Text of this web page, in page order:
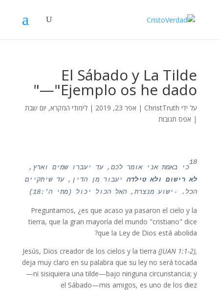
El Sábado y La Tilde
—"Ejemplo os he dado"
על ידי ChristTruth
| אפר 23, 2019 | לימודי המקרא, יום שבת
| אפס תגובות
18
כי באמת אני אומר לכם, עד יעברו שמים וארץ,
לא רישום ולא טילדהיעבור מן הדין, עד שיתקיים
הכל. -ישוע מנצרת, האל הכול יכול (מתי ה':18)
Preguntamos, ¿es que acaso ya pasaron el cielo y la
tierra, que la gran mayoría del mundo "cristiano" dice
que la Ley de Dios está abolida?
Jesús, Dios creador de los cielos y la tierra(JUAN 1:1-2),
deja muy claro en su palabra que su ley no será tocada
—ni sisiquiera una tilde—bajo ninguna circunstancia; y
el Sábado—mis amigos, es uno de los diez